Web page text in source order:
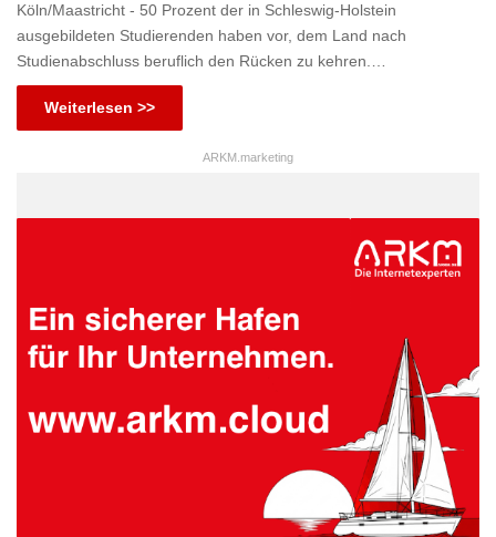
Köln/Maastricht - 50 Prozent der in Schleswig-Holstein
ausgebildeten Studierenden haben vor, dem Land nach
Studienabschluss beruflich den Rücken zu kehren.…
Weiterlesen >>
ARKM.marketing